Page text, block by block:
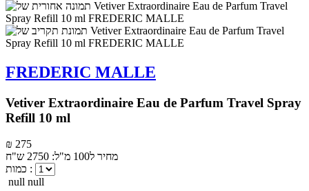
FREDERIC MALLE
Vetiver Extraordinaire Eau de Parfum Travel Spray
Refill 10 ml
₪ 275
מחיר ל100 מ"ל: 2750 ש"ח
כמות :
null null